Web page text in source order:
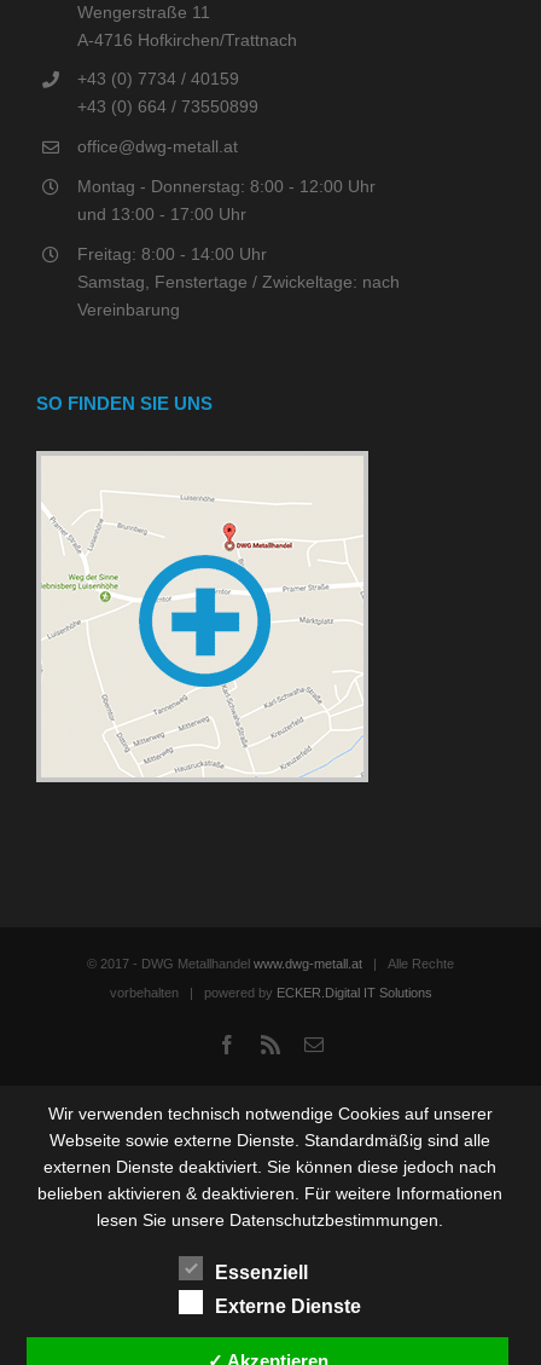
Wengerstraße 11
A-4716 Hofkirchen/Trattnach
+43 (0) 7734 / 40159
+43 (0) 664 / 73550899
office@dwg-metall.at
Montag - Donnerstag: 8:00 - 12:00 Uhr
und 13:00 - 17:00 Uhr
Freitag: 8:00 - 14:00 Uhr
Samstag, Fenstertage / Zwickeltage: nach
Vereinbarung
SO FINDEN SIE UNS
© 2017 - DWG Metallhandel www.dwg-metall.at | Alle Rechte
vorbehalten | powered by ECKER.Digital IT Solutions
Facebook
Rss Email
Wir verwenden technisch notwendige Cookies auf unserer
Webseite sowie externe Dienste. Standardmäßig sind alle
externen Dienste deaktiviert. Sie können diese jedoch nach
belieben aktivieren & deaktivieren. Für weitere Informationen
lesen Sie unsere Datenschutzbestimmungen.
Essenziell
Externe Dienste